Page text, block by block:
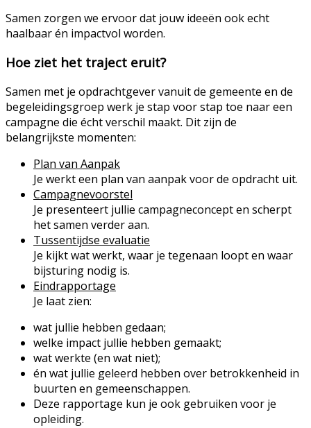
Samen zorgen we ervoor dat jouw ideeën ook echt
haalbaar én impactvol worden.
Hoe ziet het traject eruit?
Samen met je opdrachtgever vanuit de gemeente en de
begeleidingsgroep werk je stap voor stap toe naar een
campagne die écht verschil maakt. Dit zijn de
belangrijkste momenten:
Plan van Aanpak
Je werkt een plan van aanpak voor de opdracht uit.
Campagnevoorstel
Je presenteert jullie campagneconcept en scherpt
het samen verder aan.
Tussentijdse evaluatie
Je kijkt wat werkt, waar je tegenaan loopt en waar
bijsturing nodig is.
Eindrapportage
Je laat zien:
wat jullie hebben gedaan;
welke impact jullie hebben gemaakt;
wat werkte (en wat niet);
én wat jullie geleerd hebben over betrokkenheid in
buurten en gemeenschappen.
Deze rapportage kun je ook gebruiken voor je
opleiding.